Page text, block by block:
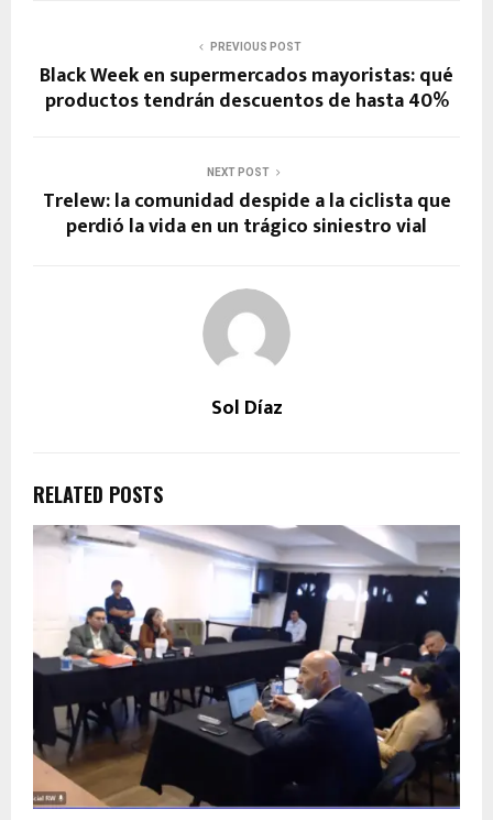
PREVIOUS POST
Black Week en supermercados mayoristas: qué
productos tendrán descuentos de hasta 40%
NEXT POST
Trelew: la comunidad despide a la ciclista que
perdió la vida en un trágico siniestro vial
Sol Díaz
RELATED POSTS